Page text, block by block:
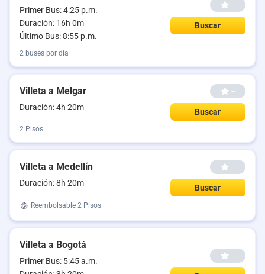
Primer Bus: 4:25 p.m.
Duración: 16h 0m
Último Bus: 8:55 p.m.
--
Buscar
2 buses por día
Villeta a Melgar
Duración: 4h 20m
--
Buscar
2 Pisos
Villeta a Medellín
Duración: 8h 20m
--
Buscar
Reembolsable 2 Pisos
Villeta a Bogotá
Primer Bus: 5:45 a.m.
--